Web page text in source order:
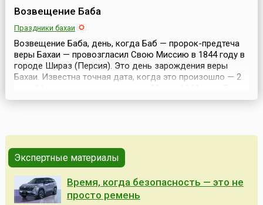
Возвещение Баба
Праздники бахаи
Возвещение Баба, день, когда Баб — пророк-предтеча
веры Бахаи — провозгласил Свою Миссию в 1844 году в
городе Шираз (Персия). Это день зарождения веры
Бахаи. Известна точная дата, когда это произошло — 2
день молодой персидский купец Сийид Али Мухаммад,
Экспертные материалы
Время, когда безопасность — это не
просто ремень